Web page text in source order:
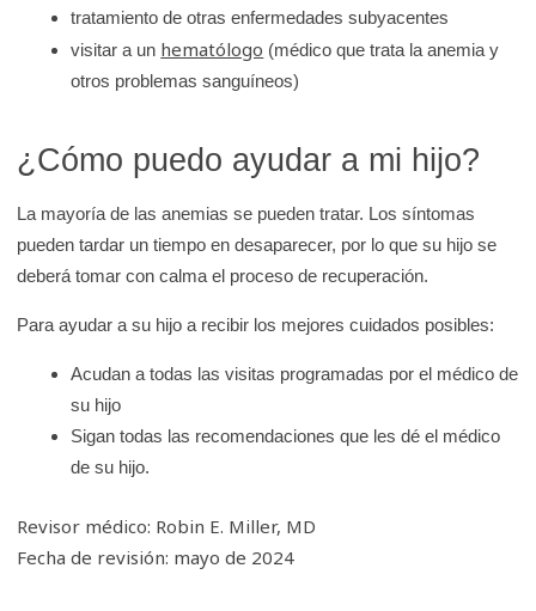
tratamiento de otras enfermedades subyacentes
visitar a un hematólogo (médico que trata la anemia y
otros problemas sanguíneos)
¿Cómo puedo ayudar a mi hijo?
La mayoría de las anemias se pueden tratar. Los síntomas
pueden tardar un tiempo en desaparecer, por lo que su hijo se
deberá tomar con calma el proceso de recuperación.
Para ayudar a su hijo a recibir los mejores cuidados posibles:
Acudan a todas las visitas programadas por el médico de
su hijo
Sigan todas las recomendaciones que les dé el médico
de su hijo.
Revisor médico: Robin E. Miller, MD
Fecha de revisión: mayo de 2024